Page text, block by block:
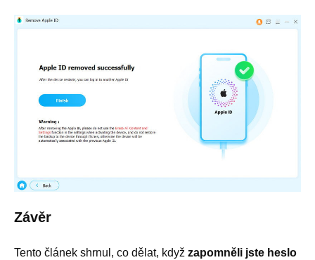
Závěr
Tento článek shrnul, co dělat, když zapomněli jste heslo